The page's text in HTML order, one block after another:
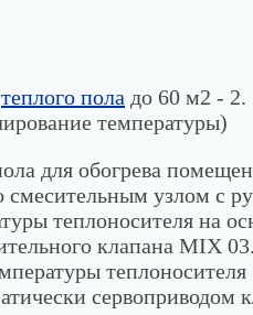
теплого пола до 60 м2 - 2.
температуры)
для обогрева
узлом с
теплоносителя на
клапана MIX
теплоносителя
сервоприводом